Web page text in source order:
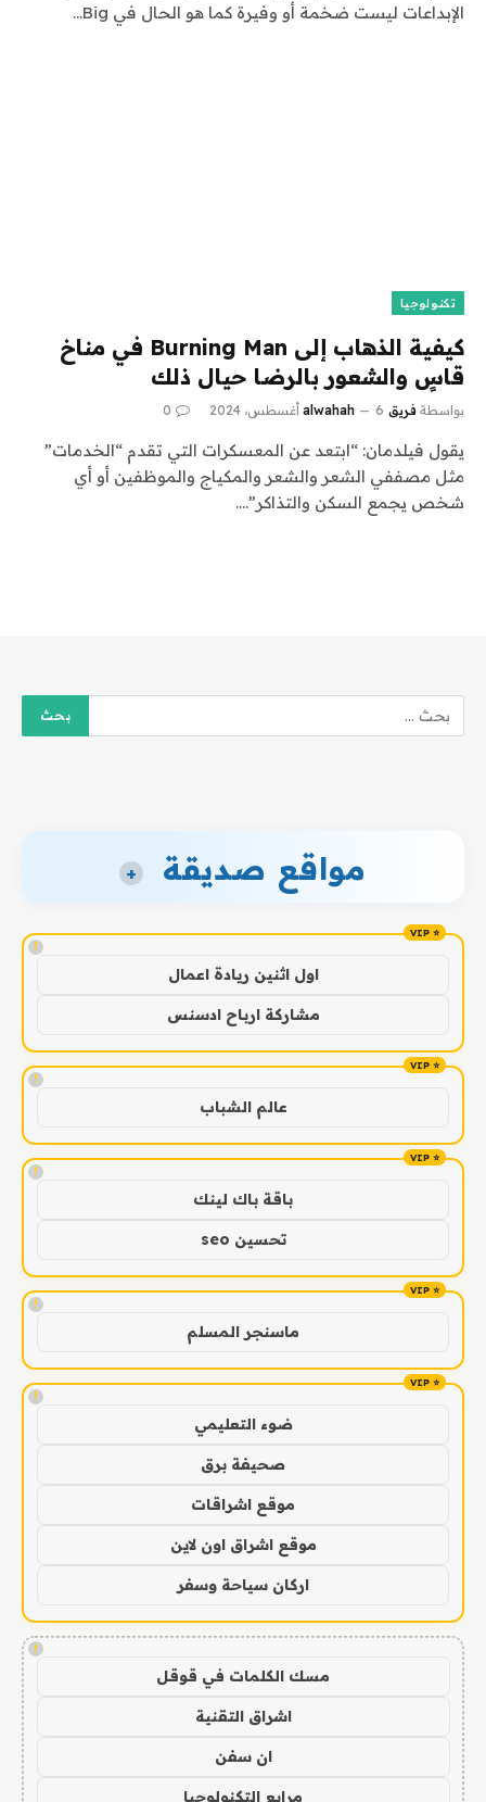
الإبداعات ليست ضخمة أو وفيرة كما هو الحال في Big…
تكنولوجيا
كيفية الذهاب إلى Burning Man في مناخ
قاسٍ والشعور بالرضا حيال ذلك
بواسطة فريق alwahah 6 أغسطس، 2024 0
يقول فيلدمان: “ابتعد عن المعسكرات التي تقدم “الخدمات”
مثل مصففي الشعر والشعر والمكياج والموظفين أو أي
شخص يجمع السكن والتذاكر”.…
مواقع صديقة +
!
اول اثنين ريادة اعمال
مشاركة ارباح ادسنس
!
عالم الشباب
!
باقة باك لينك
تحسين seo
!
ماسنجر المسلم
!
ضوء التعليمي
صحيفة برق
موقع اشراقات
موقع اشراق اون لاين
اركان سياحة وسفر
!
مسك الكلمات في قوقل
اشراق التقنية
ان سفن
مرابع التكنولوجيا